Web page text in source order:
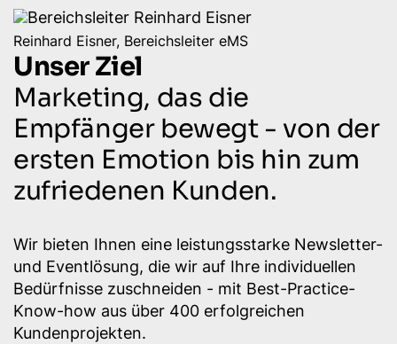
Reinhard Eisner, Bereichsleiter eMS
Unser Ziel
Marketing, das die
Empfänger bewegt - von der
ersten Emotion bis hin zum
zufriedenen Kunden.
Wir bieten Ihnen eine leistungsstarke Newsletter-
und Eventlösung, die wir auf Ihre individuellen
Bedürfnisse zuschneiden - mit Best-Practice-
Know-how aus über 400 erfolgreichen
Kundenprojekten.